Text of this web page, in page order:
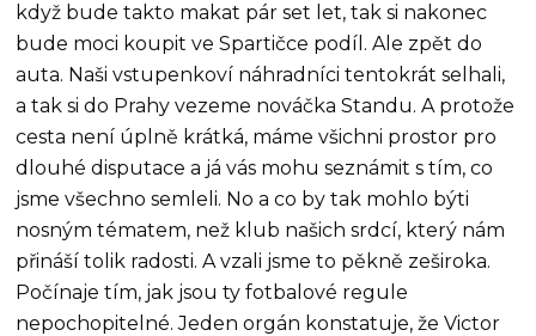
když bude takto makat pár set let, tak si nakonec
bude moci koupit ve Spartičce podíl. Ale zpět do
auta. Naši vstupenkoví náhradníci tentokrát selhali,
a tak si do Prahy vezeme nováčka Standu. A protože
cesta není úplně krátká, máme všichni prostor pro
dlouhé disputace a já vás mohu seznámit s tím, co
jsme všechno semleli. No a co by tak mohlo býti
nosným tématem, než klub našich srdcí, který nám
přináší tolik radosti. A vzali jsme to pěkně zeširoka.
Počínaje tím, jak jsou ty fotbalové regule
nepochopitelné. Jeden orgán konstatuje, že Victor